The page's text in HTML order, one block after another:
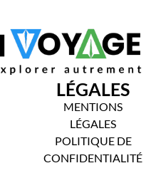
LÉGALES
MENTIONS
LÉGALES
POLITIQUE DE
CONFIDENTIALITÉ